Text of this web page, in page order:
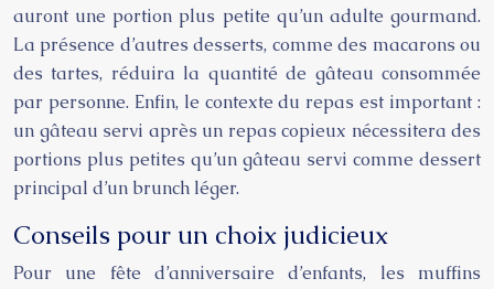
auront une portion plus petite qu’un adulte gourmand.
La présence d’autres desserts, comme des macarons ou
des tartes, réduira la quantité de gâteau consommée
par personne. Enfin, le contexte du repas est important :
un gâteau servi après un repas copieux nécessitera des
portions plus petites qu’un gâteau servi comme dessert
principal d’un brunch léger.
Conseils pour un choix judicieux
Pour une fête d’anniversaire d’enfants, les muffins